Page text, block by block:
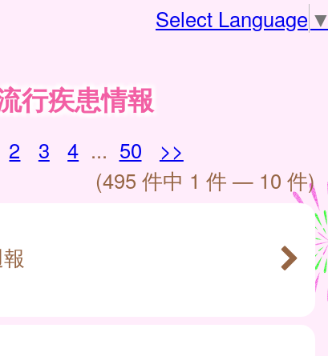
Select Language ▼
行疾患情報
2 3 4 ... 50
>>
(495 件中 1 件 — 10 件)